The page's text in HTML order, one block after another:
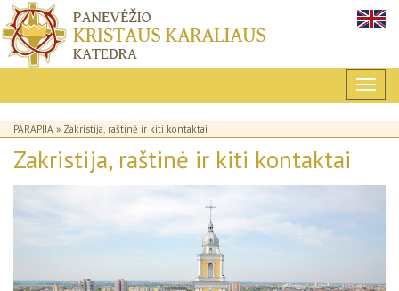
PARAPIJA » Zakristija, raštinė ir kiti kontaktai
Zakristija, raštinė ir kiti kontaktai